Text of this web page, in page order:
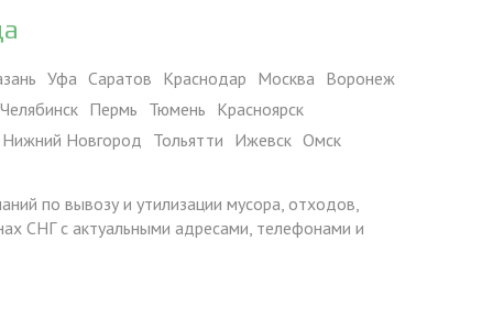
Уфа Саратов Краснодар Москва Воронеж
Челябинск Пермь Тюмень Красноярск
Нижний Новгород Тольятти Ижевск Омск
по вывозу и утилизации мусора, отходов,
СНГ с актуальными адресами, телефонами и